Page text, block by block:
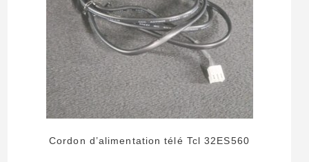
Cordon d’alimentation télé Tcl 32ES560